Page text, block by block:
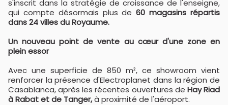
s'inscrit dans la stratégie de croissance de l'enseigne,
qui compte désormais plus de 60 magasins répartis
dans 24 villes du Royaume.
Un nouveau point de vente au cœur d'une zone en
plein essor
Avec une superficie de 850 m², ce showroom vient
renforcer la présence d'Electroplanet dans la région de
Casablanca, après les récentes ouvertures de Hay Riad
à Rabat et de Tanger,à proximité de l'aéroport.